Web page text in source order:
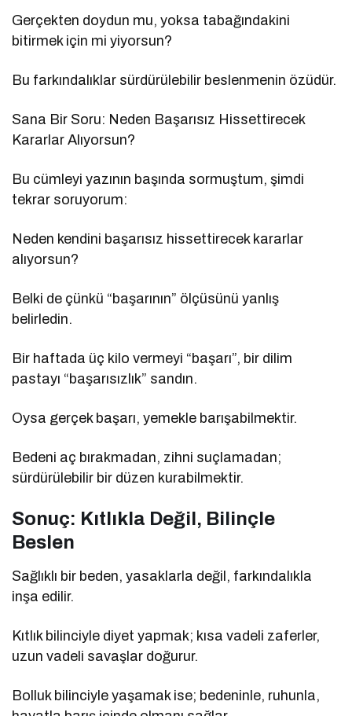
Gerçekten doydun mu, yoksa tabağındakini
bitirmek için mi yiyorsun?
Bu farkındalıklar sürdürülebilir beslenmenin özüdür.
Sana Bir Soru: Neden Başarısız Hissettirecek
Kararlar Alıyorsun?
Bu cümleyi yazının başında sormuştum, şimdi
tekrar soruyorum:
Neden kendini başarısız hissettirecek kararlar
alıyorsun?
Belki de çünkü “başarının” ölçüsünü yanlış
belirledin.
Bir haftada üç kilo vermeyi “başarı”, bir dilim
pastayı “başarısızlık” sandın.
Oysa gerçek başarı, yemekle barışabilmektir.
Bedeni aç bırakmadan, zihni suçlamadan;
sürdürülebilir bir düzen kurabilmektir.
Sonuç: Kıtlıkla Değil, Bilinçle
Beslen
Sağlıklı bir beden, yasaklarla değil, farkındalıkla
inşa edilir.
Kıtlık bilinciyle diyet yapmak; kısa vadeli zaferler,
uzun vadeli savaşlar doğurur.
Bolluk bilinciyle yaşamak ise; bedeninle, ruhunla,